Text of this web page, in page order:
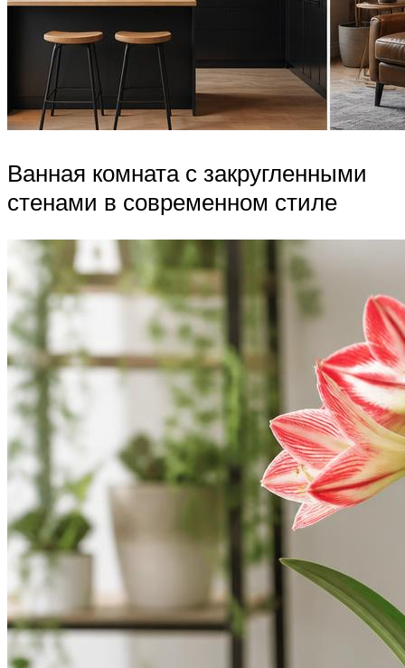
Ванная комната с закругленными
стенами в современном стиле